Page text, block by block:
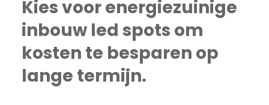
Kies voor energiezuinige
inbouw led spots om
kosten te besparen op
lange termijn.